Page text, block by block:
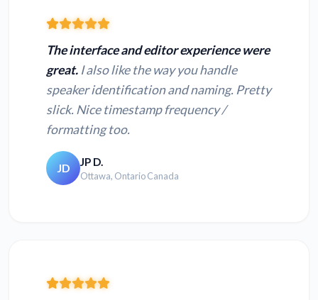
The interface and editor experience were
great. I also like the way you handle
speaker identification and naming. Pretty
slick. Nice timestamp frequency /
formatting too.
JD JP D.
Ottawa, Ontario Canada